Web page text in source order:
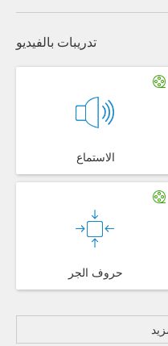
تدريبات بالفيديو
الاستماع
حروف الجر